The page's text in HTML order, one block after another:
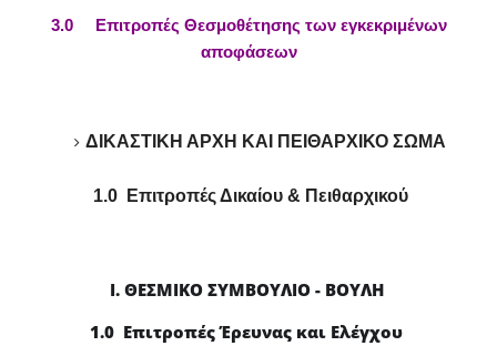
3.0 Επιτροπές Θεσμοθέτησης των εγκεκριμένων
αποφάσεων
ΔΙΚΑΣΤΙΚΗ ΑΡΧΗ ΚΑΙ ΠΕΙΘΑΡΧΙΚΟ ΣΩΜΑ
1.0 Επιτροπές Δικαίου & Πειθαρχικού
Ι. ΘΕΣΜΙΚΟ ΣΥΜΒΟΥΛΙΟ - ΒΟΥΛΗ
1.0 Επιτροπές Έρευνας και Ελέγχου